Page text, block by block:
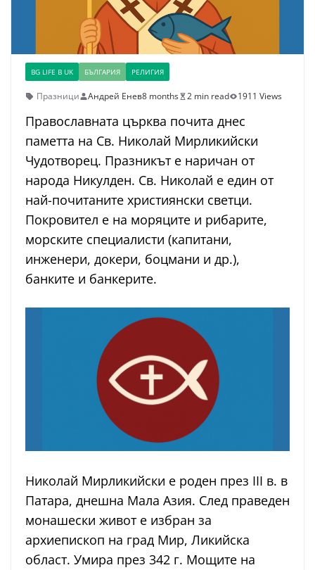
BG LIFE В UK БЪЛГАРИЯ РЕЛИГИЯ
Празници Андрей Енев8 months 2 min read 1911 Views
Православната църква почита днес
паметта на Св. Николай Мирликийски
Чудотворец. Празникът е наричан от
народа Никулден. Св. Николай е един от
най-почитаните християнски светци.
Покровител е на моряците и рибарите,
морските специалисти (капитани,
инженери, докери, боцмани и др.),
банките и банкерите.
Николай Мирликийски е роден през III в. в
Патара, днешна Мала Азия. След праведен
монашески живот е избран за
архиепископ на град Мир, Ликийска
област. Умира през 342 г. Мощите на